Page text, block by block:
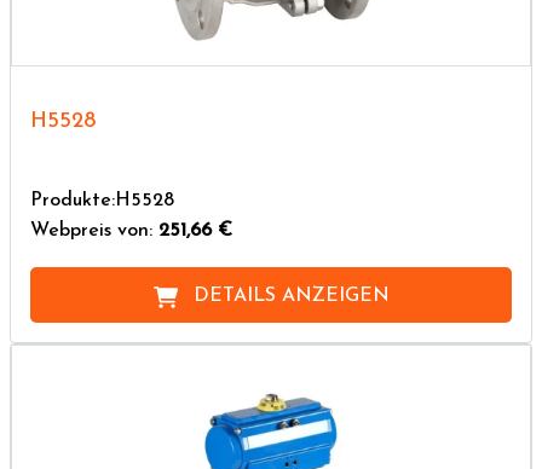
H5528
Produkte:H5528
Webpreis von: 251,66 €
DETAILS ANZEIGEN